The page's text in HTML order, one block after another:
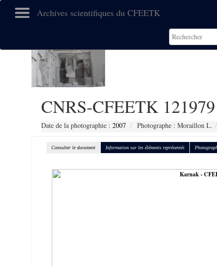
Archives scientifiques du CFEETK
CNRS-CFEETK 121979
Date de la photographie : 2007 Photographe : Moraillon L.
Consulter le document Information sur les éléments représentés